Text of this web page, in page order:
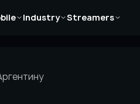
Industry
Статьи
Streamers
Статьи